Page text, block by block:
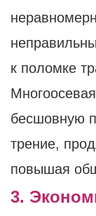
к поломке
бесшовную
трение,
повышая
3.